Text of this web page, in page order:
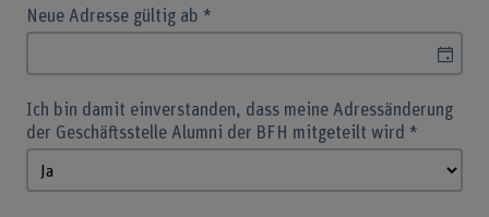
Neue Adresse gültig ab *
Ich bin damit einverstanden, dass meine Adressänderung
der Geschäftsstelle Alumni der BFH mitgeteilt wird *